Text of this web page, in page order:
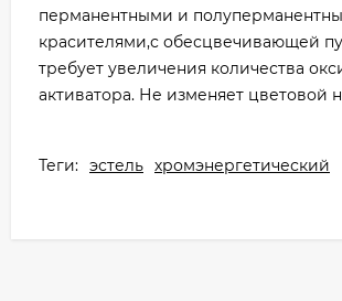
перманентными и
красителями,с обесцвечивающей
требует увеличения количества
активатора. Не изменяет цветовой
Теги: эстель хромэнергетический